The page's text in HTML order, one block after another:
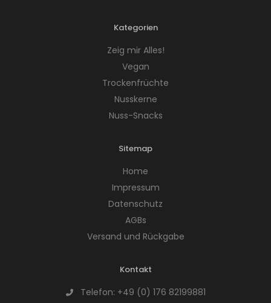
Kategorien
Zeig mir Alles!
Vegan
Trockenfrüchte
Nusskerne
Nuss-Snacks
Sitemap
Home
Impressum
Datenschutz
AGBs
Versand und Rückgabe
Kontakt
Telefon: +49 (0) 176 82199881